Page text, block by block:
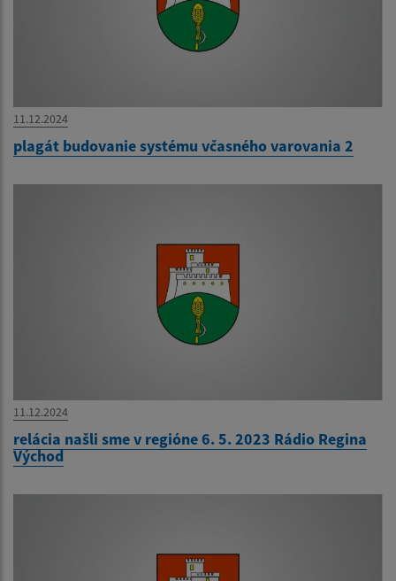
11.12.2024
plagát budovanie systému včasného varovania 2
11.12.2024
relácia našli sme v regióne 6. 5. 2023 Rádio Regina
Východ